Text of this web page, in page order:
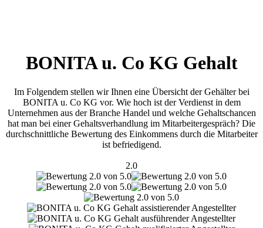
BONITA u. Co KG Gehalt
Im Folgendem stellen wir Ihnen eine Übersicht der Gehälter bei
BONITA u. Co KG vor. Wie hoch ist der Verdienst in dem
Unternehmen aus der Branche Handel und welche Gehaltschancen
hat man bei einer Gehaltsverhandlung im Mitarbeitergespräch? Die
durchschnittliche Bewertung des Einkommens durch die Mitarbeiter
ist befriedigend.
2.0